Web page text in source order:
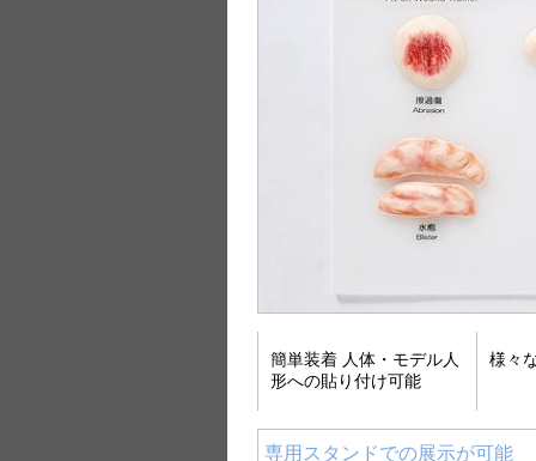
簡単装着 人体・モデル人
形への貼り付け可能
様々
専用スタンドでの展示が可能